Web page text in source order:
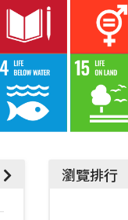
瀏覽排行